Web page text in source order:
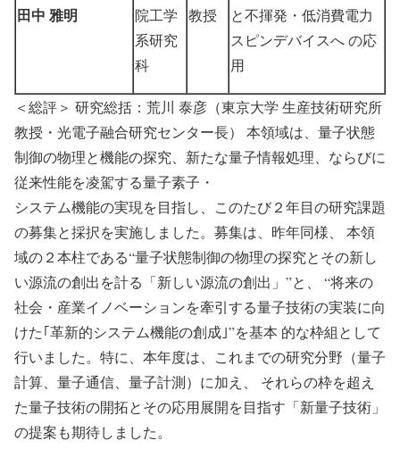
田中 雅明
院工学
系研究
科
教授
と不揮発・低消費電力
スピンデバイスへ の応
用
＜総評＞ 研究総括：荒川 泰彦（東京大学 生産技術研究所
教授・光電子融合研究センター長） 本領域は、量子状態
制御の物理と機能の探究、新たな量子情報処理、ならびに
従来性能を凌駕する量子素子・
システム機能の実現を目指し、このたび２年目の研究課題
の募集と採択を実施しました。募集は、昨年同様、 本領
域の２本柱である“量子状態制御の物理の探究とその新し
い源流の創出を計る「新しい源流の創出」”と、 “将来の
社会・産業イノベーションを牽引する量子技術の実装に向
けた｢革新的システム機能の創成｣”を基本 的な枠組として
行いました。特に、本年度は、これまでの研究分野（量子
計算、量子通信、量子計測）に加え、 それらの枠を超え
た量子技術の開拓とその応用展開を目指す「新量子技術」
の提案も期待しました。